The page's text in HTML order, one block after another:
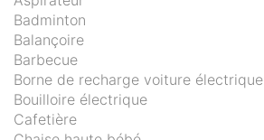
Badminton
Balançoire
Barbecue
Borne de recharge voiture électrique
Bouilloire électrique
Cafetière